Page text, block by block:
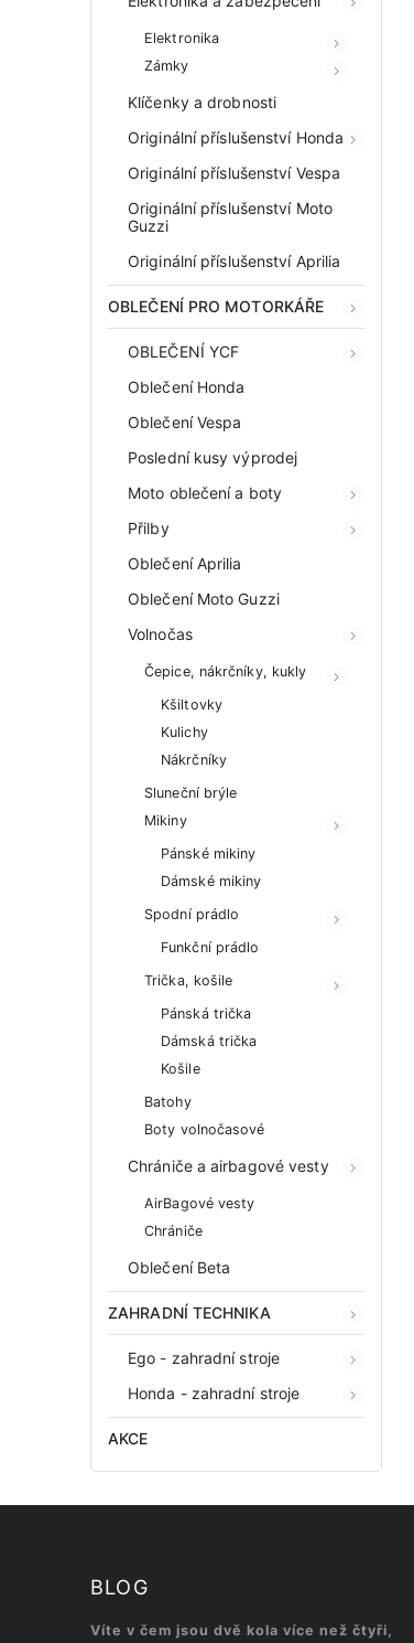
Elektronika
Zámky
Klíčenky a drobnosti
Originální příslušenství Honda
Originální příslušenství Vespa
Originální příslušenství Moto
Guzzi
Originální příslušenství Aprilia
OBLEČENÍ PRO MOTORKÁŘE
OBLEČENÍ YCF
Oblečení Honda
Oblečení Vespa
Poslední kusy výprodej
Moto oblečení a boty
Přilby
Oblečení Aprilia
Oblečení Moto Guzzi
Volnočas
Čepice, nákrčníky, kukly
Kšiltovky
Kulichy
Nákrčníky
Sluneční brýle
Mikiny
Pánské mikiny
Dámské mikiny
Spodní prádlo
Funkční prádlo
Trička, košile
Pánská trička
Dámská trička
Košile
Batohy
Boty volnočasové
Chrániče a airbagové vesty
AirBagové vesty
Chrániče
Oblečení Beta
ZAHRADNÍ TECHNIKA
Ego - zahradní stroje
Honda - zahradní stroje
AKCE
BLOG
Víte v čem jsou dvě kola více než čtyři,